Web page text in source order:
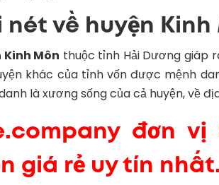
về huyện Kinh
Kinh Môn thuộc tỉnh Hải Dương giáp
khác của tỉnh vốn được mệnh
là xương sống của cả huyện, về
đơn
giá rẻ uy tín nhất.